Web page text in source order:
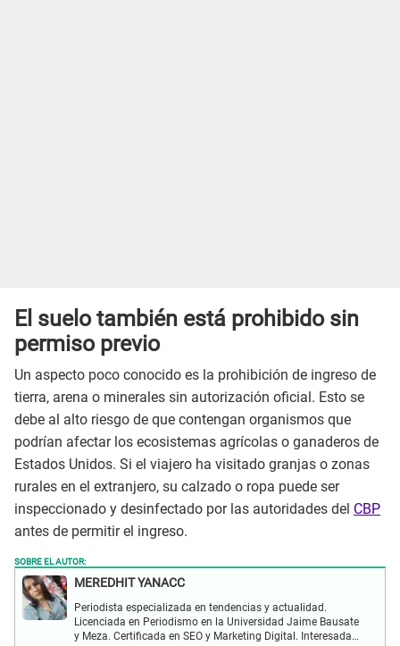
El suelo también está prohibido sin
permiso previo
Un aspecto poco conocido es la prohibición de ingreso de
tierra, arena o minerales sin autorización oficial. Esto se
debe al alto riesgo de que contengan organismos que
podrían afectar los ecosistemas agrícolas o ganaderos de
Estados Unidos. Si el viajero ha visitado granjas o zonas
rurales en el extranjero, su calzado o ropa puede ser
inspeccionado y desinfectado por las autoridades del CBP
antes de permitir el ingreso.
SOBRE EL AUTOR:
MEREDHIT YANACC
Periodista especializada en tendencias y actualidad.
Licenciada en Periodismo en la Universidad Jaime Bausate
y Meza. Certificada en SEO y Marketing Digital. Interesada